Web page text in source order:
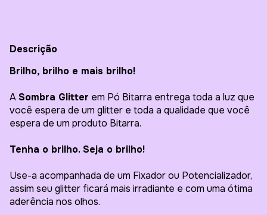
Descrição
Brilho, brilho e mais brilho!
ASombra Glitter em Pó Bitarra entrega toda a luz que
você espera de um glitter e toda a qualidade que você
espera de um produto Bitarra.
Tenha o brilho. Seja o brilho!
Use-a acompanhada de um Fixador ou Potencializador,
assim seu glitter ficará mais irradiante e com uma ótima
aderência nos olhos.